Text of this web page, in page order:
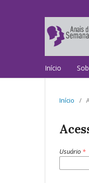
Início
Início /
Usuário *